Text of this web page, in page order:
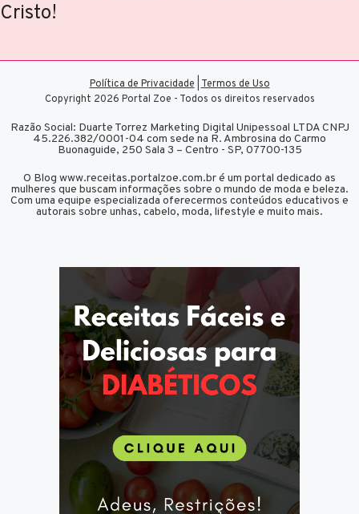
Cristo!
Política de Privacidade
Termos de Uso
Copyright 2026 Portal Zoe - Todos os direitos reservados
Razão Social: Duarte Torrez Marketing Digital Unipessoal LTDA CNPJ
45.226.382/0001-04 com sede na R. Ambrosina do Carmo
Buonaguide, 250 Sala 3 – Centro - SP, 07700-135
O Blog www.receitas.portalzoe.com.br é um portal dedicado as
mulheres que buscam informações sobre o mundo de moda e beleza.
Com uma equipe especializada oferecermos conteúdos educativos e
autorais sobre unhas, cabelo, moda, lifestyle e muito mais.